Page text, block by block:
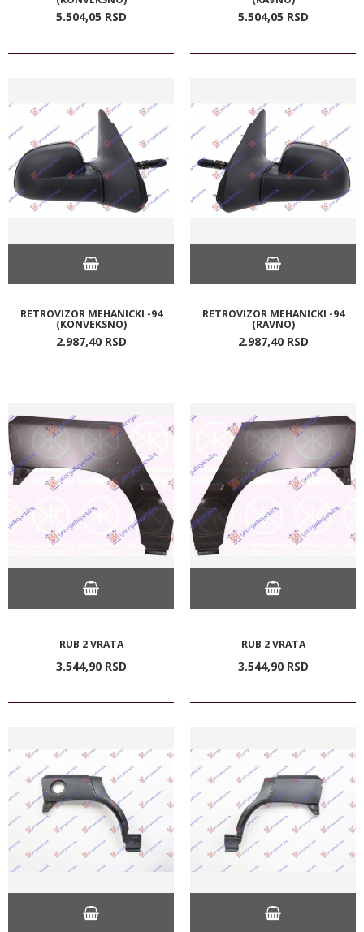
5.504,05 RSD 5.504,05 RSD
RETROVIZOR MEHANICKI -94
(KONVEKSNO)
2.987,40 RSD
RETROVIZOR MEHANICKI -94
(RAVNO)
2.987,40 RSD
RUB 2 VRATA
3.544,90 RSD
RUB 2 VRATA
3.544,90 RSD